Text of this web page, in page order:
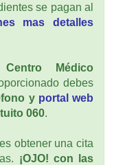
se pagan al
mas detalles
Centro Médico
debes
y portal web
060.
obtener una cita
¡OJO! con las